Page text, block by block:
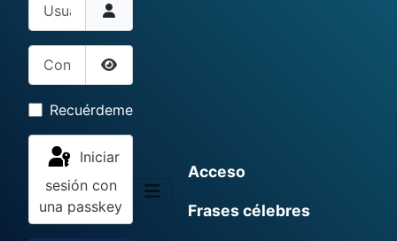
Contraseña
Mostrar contraseña
Recuérdeme
sesión con
una passkey
Acceso
Frases célebres